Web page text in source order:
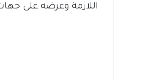
اللازمة وعرضه على جهات